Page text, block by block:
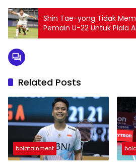
Shin Tae-yong Tidak
Pemain U-22 Untuk Piala
Related Posts
bolatainment